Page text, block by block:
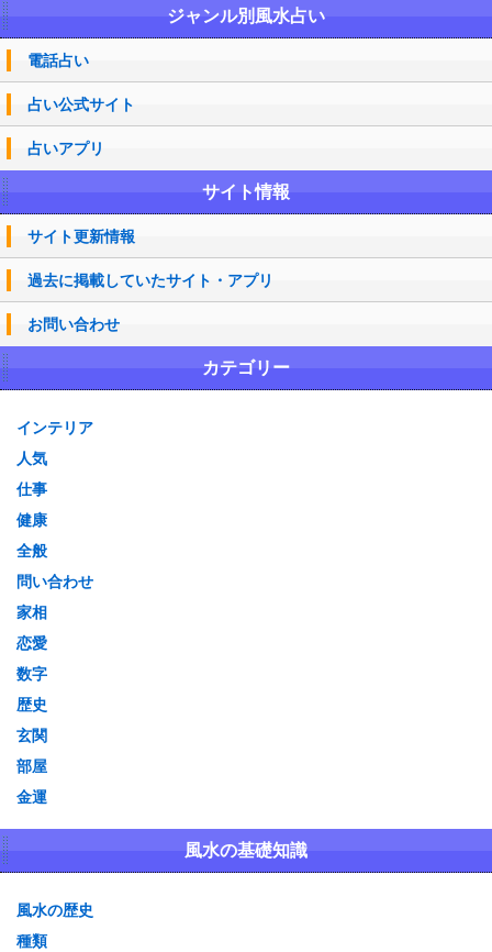
ジャンル別風水占い
電話占い
占い公式サイト
占いアプリ
サイト情報
サイト更新情報
過去に掲載していたサイト・アプリ
お問い合わせ
カテゴリー
インテリア
人気
仕事
健康
全般
問い合わせ
家相
恋愛
数字
歴史
玄関
部屋
金運
風水の基礎知識
風水の歴史
種類